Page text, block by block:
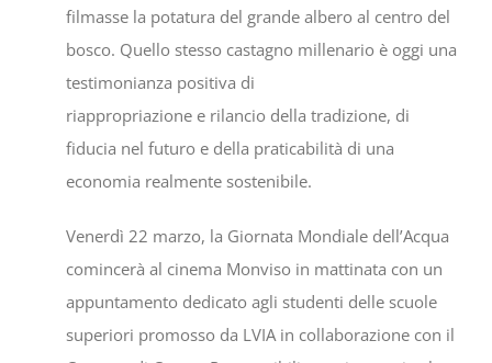
filmasse la potatura del grande albero al centro del
bosco. Quello stesso castagno millenario è oggi una
testimonianza positiva di
riappropriazione e rilancio della tradizione, di
fiducia nel futuro e della praticabilità di una
economia realmente sostenibile.
Venerdì 22 marzo, la Giornata Mondiale dell’Acqua
comincerà al cinema Monviso in mattinata con un
appuntamento dedicato agli studenti delle scuole
superiori promosso da LVIA in collaborazione con il